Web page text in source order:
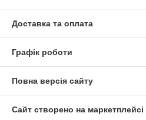
Доставка та оплата
Графік роботи
Повна версія сайту
Сайт створено на маркетплейсі